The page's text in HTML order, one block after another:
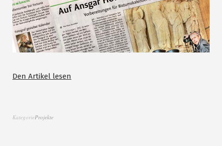
Den Artikel lesen
KategorieProjekte